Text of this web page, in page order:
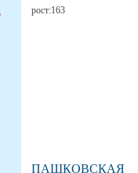
рост:163
ПАШКОВСКАЯ